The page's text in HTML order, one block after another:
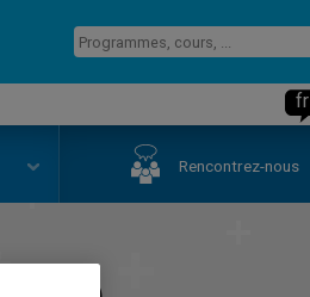
fr
Rencontrez-nous